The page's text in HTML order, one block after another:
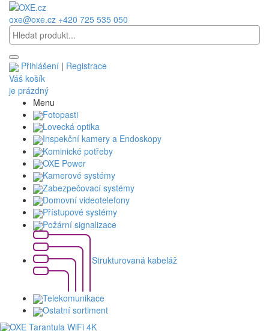
oxe@oxe.cz +420 725 535 050
Přihlášení | Registrace
Váš košík
je prázdný
Menu
Fotopasti
Lovecká optika
Inspekční kamery a Endoskopy
Kominické potřeby
OXE Power
Kamerové systémy
Zabezpečovací systémy
Domovní videotelefony
Přístupové systémy
Požární signalizace
Strukturovaná kabeláž
Telekomunikace
Ostatní sortiment